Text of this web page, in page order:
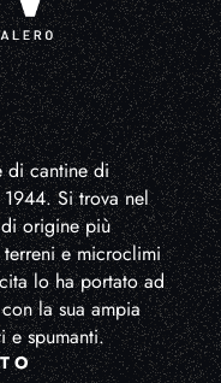
di cantine di
Si trova nel
origine più
e microclimi
lo ha portato ad
la sua ampia
e spumanti.